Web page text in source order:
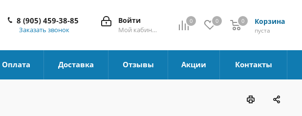
0 0 Корзина
0
пуста
0
Войти
Мой кабинет
8 (905) 459-38-85
Заказать звонок
Оплата Доставка Отзывы Акции Контакты